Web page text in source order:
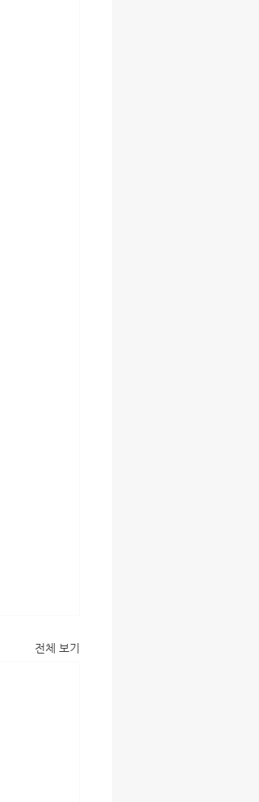
전체 보기